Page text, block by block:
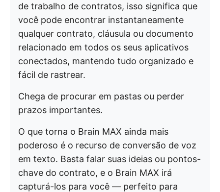
de trabalho de contratos, isso significa que
você pode encontrar instantaneamente
qualquer contrato, cláusula ou documento
relacionado em todos os seus aplicativos
conectados, mantendo tudo organizado e
fácil de rastrear.
Chega de procurar em pastas ou perder
prazos importantes.
O que torna o Brain MAX ainda mais
poderoso é o recurso de conversão de voz
em texto. Basta falar suas ideias ou pontos-
chave do contrato, e o Brain MAX irá
capturá-los para você — perfeito para